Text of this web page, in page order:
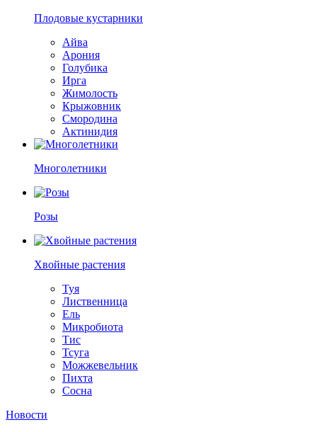
Плодовые кустарники
Айва
Арония
Голубика
Ирга
Жимолость
Крыжовник
Смородина
Актинидия
Многолетники
Розы
Хвойные растения
Туя
Лиственница
Ель
Микробиота
Тис
Тсуга
Можжевельник
Пихта
Сосна
Новости